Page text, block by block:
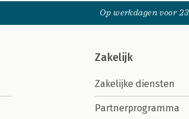
Op werkdagen voor
Zakelijk
Zakelijke diensten
Partnerprogramma